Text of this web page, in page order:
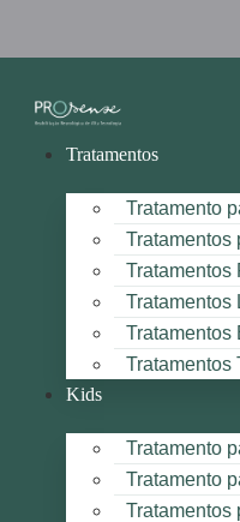
Tratamentos
Tratamento
Tratamentos
Tratamentos
Tratamentos
Tratamentos
Tratamentos
Kids
Tratamento
Tratamento
Tratamentos